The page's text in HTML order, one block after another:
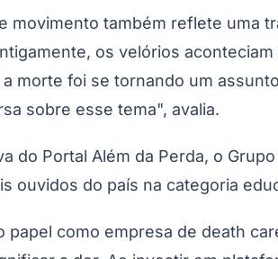
movimento também reflete uma
os velórios
morte foi se tornando um
sobre esse tema", avalia.
do Portal Além da Perda, o
ouvidos do país na categoria
papel como empresa de death